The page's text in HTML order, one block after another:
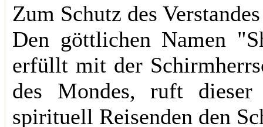
Zum Schutz des
Den göttlichen Namen
erfüllt mit der
des Mondes, ruft
spirituell Reisenden den